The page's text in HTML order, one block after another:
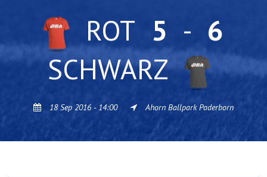
ROT 5 - 6
SCHWARZ
18 Sep 2016 - 14:00 Ahorn Ballpark Paderborn